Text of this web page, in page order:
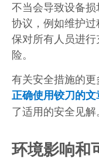
不当会导致设备
协议，例如维护
保对所有人员进
险。
有关安全措施的
正确使用铰刀的文
了适用的安全见解
环境影响和